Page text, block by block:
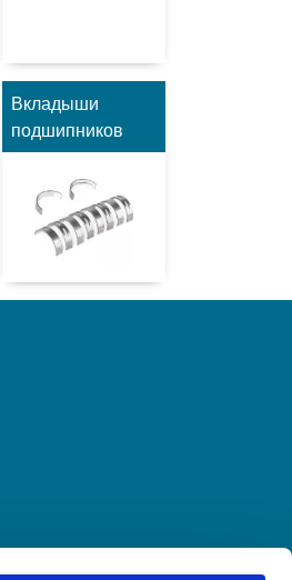
Вкладыши
подшипников